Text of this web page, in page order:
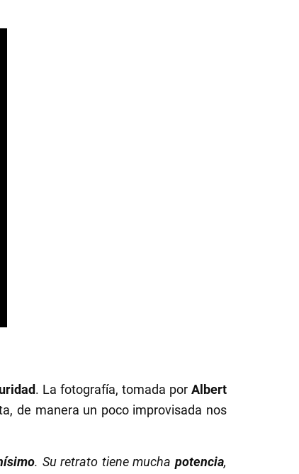
. La fotografía, tomada porAlbert
de manera un poco improvisada nos
. Su retrato tiene muchapotencia,